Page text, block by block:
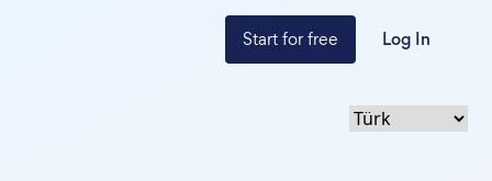
Start for free Log In